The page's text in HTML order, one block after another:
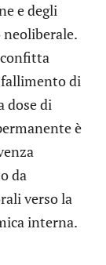
e degli
di
dose di
è
da
verso la
interna.